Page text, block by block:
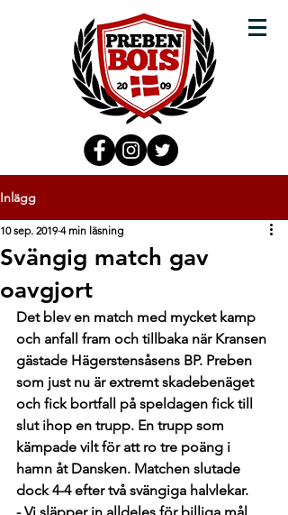
Inlägg
Svängig match gav
oavgjort
10 sep. 2019 4 min läsning
Det blev en match med mycket kamp
och anfall fram och tillbaka när Kransen
gästade Hägerstensåsens BP. Preben
som just nu är extremt skadebenäget
och fick bortfall på speldagen fick till
slut ihop en trupp. En trupp som
kämpade vilt för att ro tre poäng i
hamn åt Dansken. Matchen slutade
dock 4-4 efter två svängiga halvlekar.